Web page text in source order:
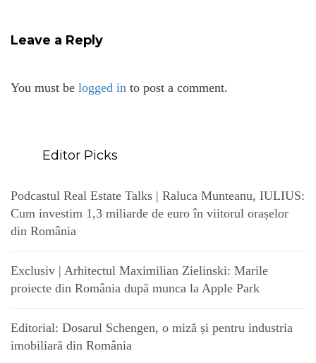
Leave a Reply
You must be logged in to post a comment.
Editor Picks
Podcastul Real Estate Talks | Raluca Munteanu, IULIUS:
Cum investim 1,3 miliarde de euro în viitorul orașelor
din România
Exclusiv | Arhitectul Maximilian Zielinski: Marile
proiecte din România după munca la Apple Park
Editorial: Dosarul Schengen, o miză și pentru industria
imobiliară din România